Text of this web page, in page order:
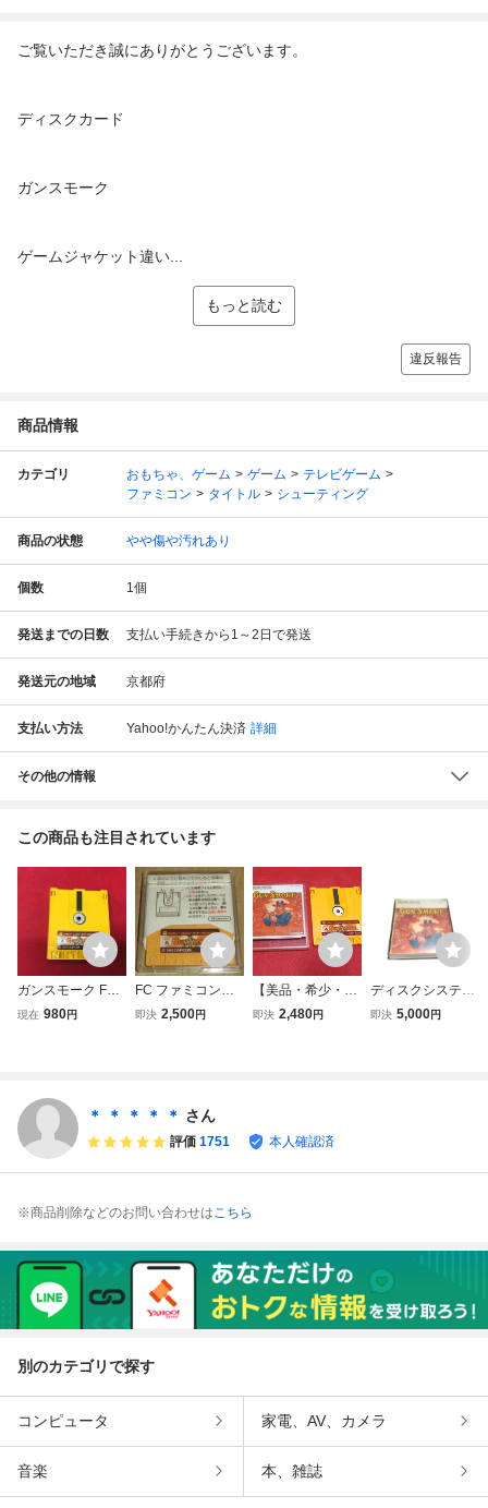
ご覧いただき誠にありがとうございます。
ディスクカード
ガンスモーク
ゲームジャケット違い...
もっと読む
違反報告
商品情報
カテゴリ おもちゃ、ゲーム ゲーム
テレビゲーム
ファミコン
タイトル シューティング
商品の状態 やや傷や汚れあり
個数 1個
発送までの日数 支払い手続きから1～2日で発送
発送元の地域 京都府
支払い方法 Yahoo!かんたん決済 詳細
その他の情報
この商品も注目されています
ガンスモーク FCD
ディスクシステム
現在 980円
FC ファミコンデ
ィスクシステム
即決 2,500円
【美品・希少・動
作確認済】ディス
即決 2,480円
ディスクシステ
ム：ガンスモーク
即決 5,000円
＊ ＊ ＊ ＊ ＊ さん
評価 1751 本人確認済
※商品削除などのお問い合わせはこちら
別のカテゴリで探す
コンピュータ 家電、AV、カメラ
音楽 本、雑誌